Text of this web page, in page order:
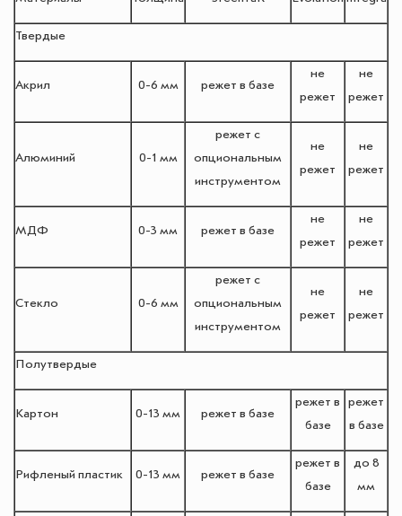
Твердые
Акрил 0-6 мм режет в базе
не
режет
не
режет
Алюминий 0-1 мм
режет с
опциональным
инструментом
не
режет
не
режет
МДФ 0-3 мм режет в базе
не
режет
не
режет
Стекло 0-6 мм
режет с
опциональным
инструментом
не
режет
не
режет
Полутвердые
Картон 0-13 мм режет в базе
режет в
базе
режет
в базе
Рифленый пластик 0-13 мм режет в базе
режет в
базе
до 8
мм